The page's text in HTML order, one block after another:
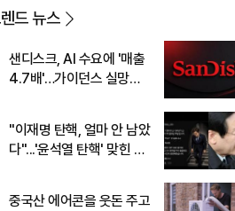
드 뉴스
샌디스크, AI 수요에 '매출
4.7배'…가이던스 실망에
"이재명 탄핵, 얼마 안 남았
다"...'윤석열 탄핵' 맞힌 무
중국산 에어콘을 웃돈 주고